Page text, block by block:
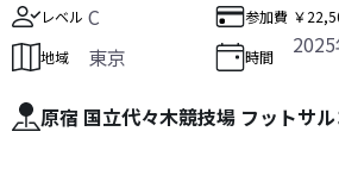
原宿 国立代々木競技場 フットサ
レベル C 参加費 ￥
地域
東京 時間